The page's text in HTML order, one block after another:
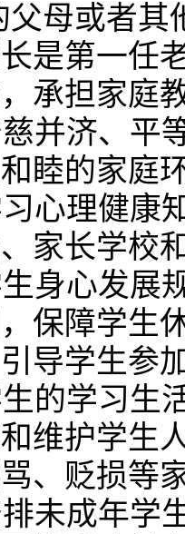
父母或者
是第一任
承担家庭
慈并济、
睦的家庭
习心理健
家长学校
生身心发
保障学生
导学生参
生的学习
维护学生
、贬损等
排未成年